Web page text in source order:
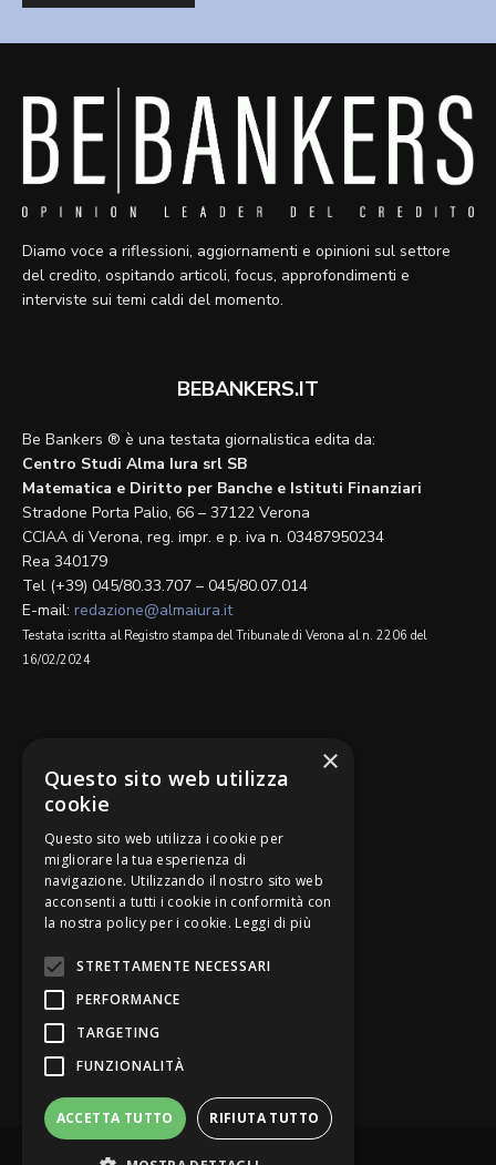
Diamo voce a riflessioni, aggiornamenti e opinioni sul settore
del credito, ospitando articoli, focus, approfondimenti e
interviste sui temi caldi del momento.
BEBANKERS.IT
Be Bankers ® è una testata giornalistica edita da:
Centro Studi Alma Iura srl SB
Matematica e Diritto per Banche e Istituti Finanziari
Stradone Porta Palio, 66 – 37122 Verona
CCIAA di Verona, reg. impr. e p. iva n. 03487950234
Rea 340179
Tel (+39) 045/80.33.707 – 045/80.07.014
E-mail: redazione@almaiura.it
Testata iscritta al Registro stampa del Tribunale di Verona al n. 2206 del
16/02/2024
Be Bankers è ideato da
© Be Bankers - Opinion Leader del credito
×
Questo sito web utilizza
cookie
Questo sito web utilizza i cookie per
migliorare la tua esperienza di
navigazione. Utilizzando il nostro sito web
acconsenti a tutti i cookie in conformità con
la nostra policy per i cookie. Leggi di più
STRETTAMENTE NECESSARI
PERFORMANCE
TARGETING
FUNZIONALITÀ
ACCETTA TUTTO RIFIUTA TUTTO